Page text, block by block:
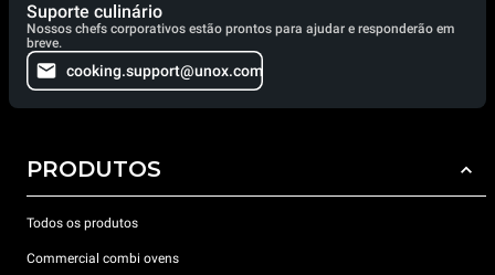
Suporte culinário
Nossos chefs corporativos estão prontos para ajudar e responderão em
breve.
cooking.support@unox.com
PRODUTOS
Todos os produtos
Commercial combi ovens